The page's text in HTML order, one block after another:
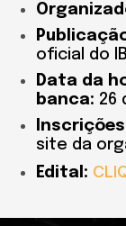
oficial do
Data da
banca: 26
site da
Edital: